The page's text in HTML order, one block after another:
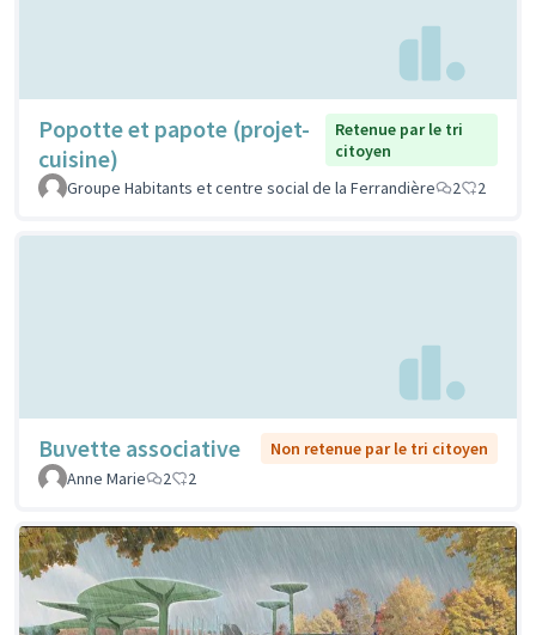
Popotte et papote (projet-
cuisine)
Retenue par le tri
citoyen
Groupe Habitants et centre social de la Ferrandière
2 2
Buvette associative
Non retenue par le tri citoyen
Anne Marie
2 2